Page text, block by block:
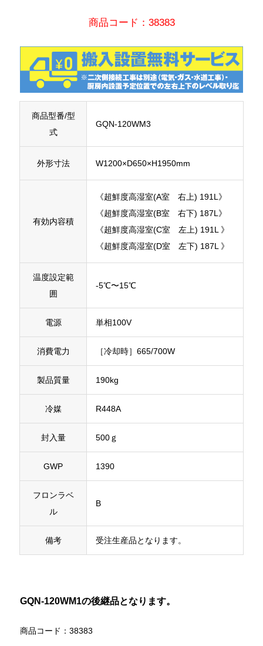
商品コード：38383
商品型番/型
式
GQN-120WM3
外形寸法 W1200×D650×H1950mm
有効内容積
《超鮮度高湿室(A室 右上) 191L》
《超鮮度高湿室(B室 右下) 187L》
《超鮮度高湿室(C室 左上) 191L 》
《超鮮度高湿室(D室 左下) 187L 》
温度設定範
囲
-5℃〜15℃
電源 単相100V
消費電力 ［冷却時］665/700W
製品質量 190kg
冷媒 R448A
封入量 500ｇ
GWP 1390
フロンラベ
ル
B
備考 受注生産品となります。
GQN-120WM1の後継品となります。
商品コード：38383